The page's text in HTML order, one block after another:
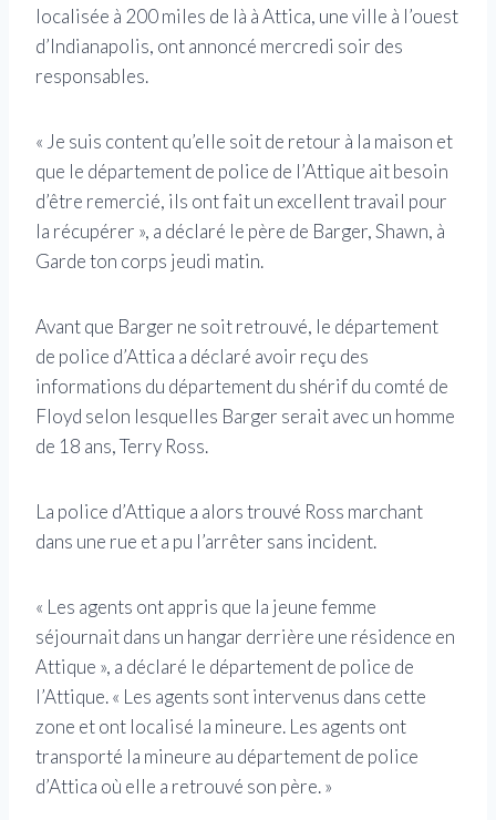
localisée à 200 miles de là à Attica, une ville à l’ouest
d’Indianapolis, ont annoncé mercredi soir des
responsables.
« Je suis content qu’elle soit de retour à la maison et
que le département de police de l’Attique ait besoin
d’être remercié, ils ont fait un excellent travail pour
la récupérer », a déclaré le père de Barger, Shawn, à
Garde ton corps jeudi matin.
Avant que Barger ne soit retrouvé, le département
de police d’Attica a déclaré avoir reçu des
informations du département du shérif du comté de
Floyd selon lesquelles Barger serait avec un homme
de 18 ans, Terry Ross.
La police d’Attique a alors trouvé Ross marchant
dans une rue et a pu l’arrêter sans incident.
« Les agents ont appris que la jeune femme
séjournait dans un hangar derrière une résidence en
Attique », a déclaré le département de police de
l’Attique. « Les agents sont intervenus dans cette
zone et ont localisé la mineure. Les agents ont
transporté la mineure au département de police
d’Attica où elle a retrouvé son père. »